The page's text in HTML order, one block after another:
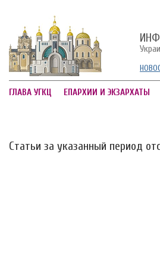
ГЛАВА УГКЦ ЕПАРХИИ И ЭКЗАРХАТЫ
Статьи за указанный период